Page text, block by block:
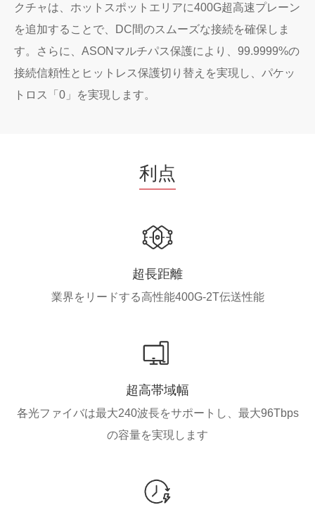
クチャは、ホットスポットエリアに400G超高速プレーン
を追加することで、DC間のスムーズな接続を確保しま
す。さらに、ASONマルチパス保護により、99.9999%の
接続信頼性とヒットレス保護切り替えを実現し、パケッ
トロス「0」を実現します。
利点
超長距離
業界をリードする高性能400G-2T伝送性能
超高帯域幅
各光ファイバは最大240波長をサポートし、最大96Tbps
の容量を実現します